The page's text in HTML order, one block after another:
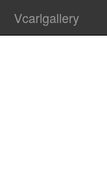
Vcarlgallery